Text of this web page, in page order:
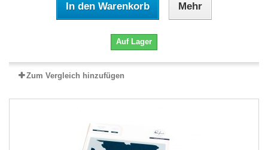
In den Warenkorb Mehr
Auf Lager
Zum Vergleich hinzufügen